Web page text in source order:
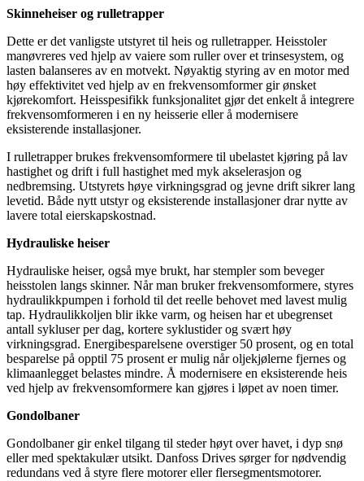
Skinneheiser og rulletrapper
Dette er det vanligste utstyret til heis og rulletrapper. Heisstoler
manøvreres ved hjelp av vaiere som ruller over et trinsesystem, og
lasten balanseres av en motvekt. Nøyaktig styring av en motor med
høy effektivitet ved hjelp av en frekvensomformer gir ønsket
kjørekomfort. Heisspesifikk funksjonalitet gjør det enkelt å integrere
frekvensomformeren i en ny heisserie eller å modernisere
eksisterende installasjoner.
I rulletrapper brukes frekvensomformere til ubelastet kjøring på lav
hastighet og drift i full hastighet med myk akselerasjon og
nedbremsing. Utstyrets høye virkningsgrad og jevne drift sikrer lang
levetid. Både nytt utstyr og eksisterende installasjoner drar nytte av
lavere total eierskapskostnad.
Hydrauliske heiser
Hydrauliske heiser, også mye brukt, har stempler som beveger
heisstolen langs skinner. Når man bruker frekvensomformere, styres
hydraulikkpumpen i forhold til det reelle behovet med lavest mulig
tap. Hydraulikkoljen blir ikke varm, og heisen har et ubegrenset
antall sykluser per dag, kortere syklustider og svært høy
virkningsgrad. Energibesparelsene overstiger 50 prosent, og en total
besparelse på opptil 75 prosent er mulig når oljekjølerne fjernes og
klimaanlegget belastes mindre. Å modernisere en eksisterende heis
ved hjelp av frekvensomformere kan gjøres i løpet av noen timer.
Gondolbaner
Gondolbaner gir enkel tilgang til steder høyt over havet, i dyp snø
eller med spektakulær utsikt. Danfoss Drives sørger for nødvendig
redundans ved å styre flere motorer eller flersegmentsmotorer.